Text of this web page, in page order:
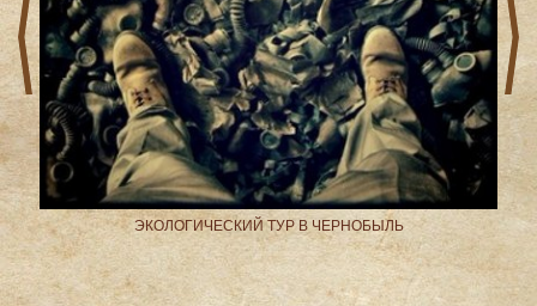
ЭКОЛОГИЧЕСКИЙ ТУР В ЧЕРНОБЫЛЬ